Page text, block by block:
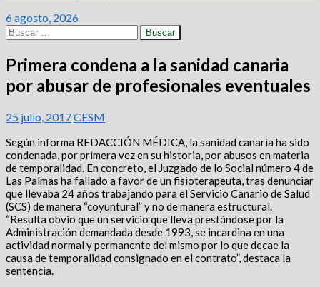
6 agosto, 2026
Buscar:
Primera condena a la sanidad canaria
por abusar de profesionales eventuales
25 julio, 2017CESM
Según informa REDACCIÓN MÉDICA, la sanidad canaria ha sido
condenada, por primera vez en su historia, por abusos en materia
de temporalidad. En concreto, el Juzgado de lo Social número 4 de
Las Palmas ha fallado a favor de un fisioterapeuta, tras denunciar
que llevaba 24 años trabajando para el Servicio Canario de Salud
(SCS) de manera “coyuntural” y no de manera estructural.
“Resulta obvio que un servicio que lleva prestándose por la
Administración demandada desde 1993, se incardina en una
actividad normal y permanente del mismo por lo que decae la
causa de temporalidad consignado en el contrato”, destaca la
sentencia.